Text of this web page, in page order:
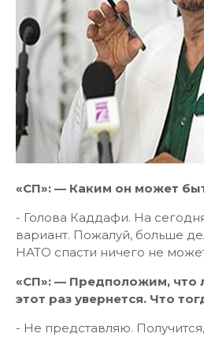
«СП»: — Каким он может
- Голова Каддафи. На
вариант. Пожалуй, больше
НАТО спасти ничего не
«СП»: — Предположим, что
этот раз увернется. Что
- Не представляю.